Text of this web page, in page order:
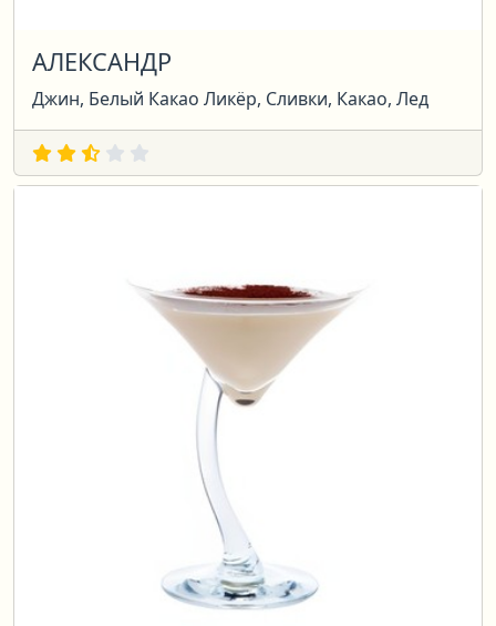
АЛЕКСАНДР
Джин, Белый Какао Ликёр, Сливки, Какао, Лед